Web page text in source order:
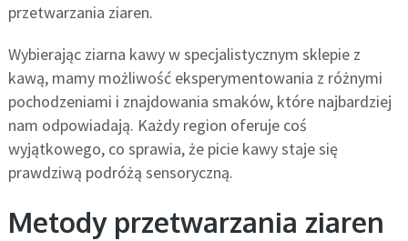
przetwarzania ziaren.
Wybierając ziarna kawy w specjalistycznym sklepie z
kawą, mamy możliwość eksperymentowania z różnymi
pochodzeniami i znajdowania smaków, które najbardziej
nam odpowiadają. Każdy region oferuje coś
wyjątkowego, co sprawia, że picie kawy staje się
prawdziwą podróżą sensoryczną.
Metody przetwarzania ziaren